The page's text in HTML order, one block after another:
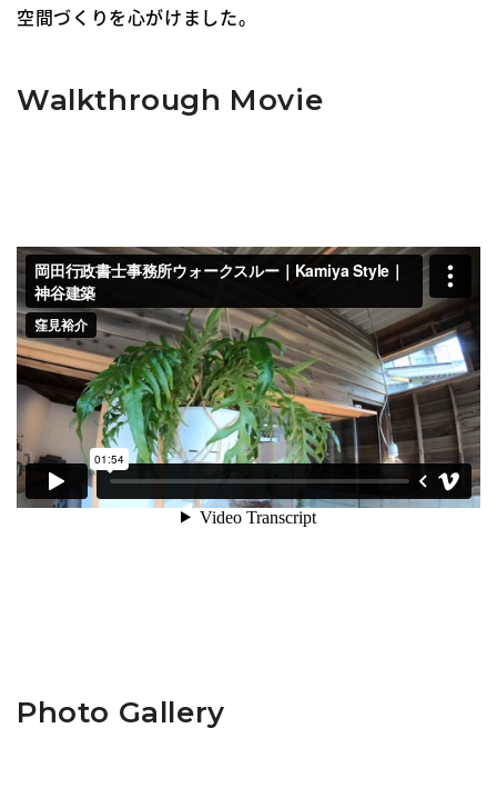
空間づくりを心がけました。
Walkthrough Movie
Photo Gallery